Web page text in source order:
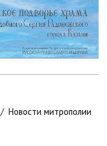
/ Новости митрополии